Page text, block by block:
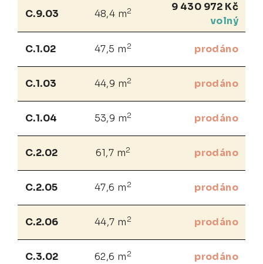
C.9.03 48,4 m2
9 430 972 Kč
volný
C.1.02 47,5 m 2 prodáno
C.1.03 44,9 m2 prodáno
C.1.04 53,9 m2 prodáno
C.2.02 61,7 m2 prodáno
C.2.05 47,6 m 2 prodáno
C.2.06 44,7 m 2 prodáno
C.3.02 62,6 m 2 prodáno